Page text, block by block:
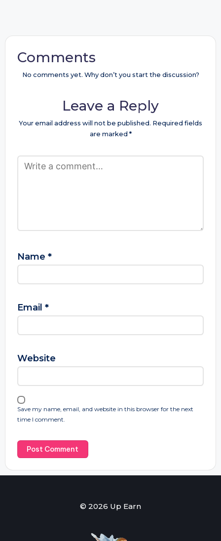
Comments
No comments yet. Why don’t you start the discussion?
Leave a Reply
Your email address will not be published. Required fields
are marked *
Name *
Email *
Website
Save my name, email, and website in this browser for the next
time I comment.
© 2026 Up Earn